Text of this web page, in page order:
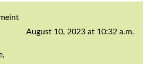
August 10, 2023 at 10:32 a.m.